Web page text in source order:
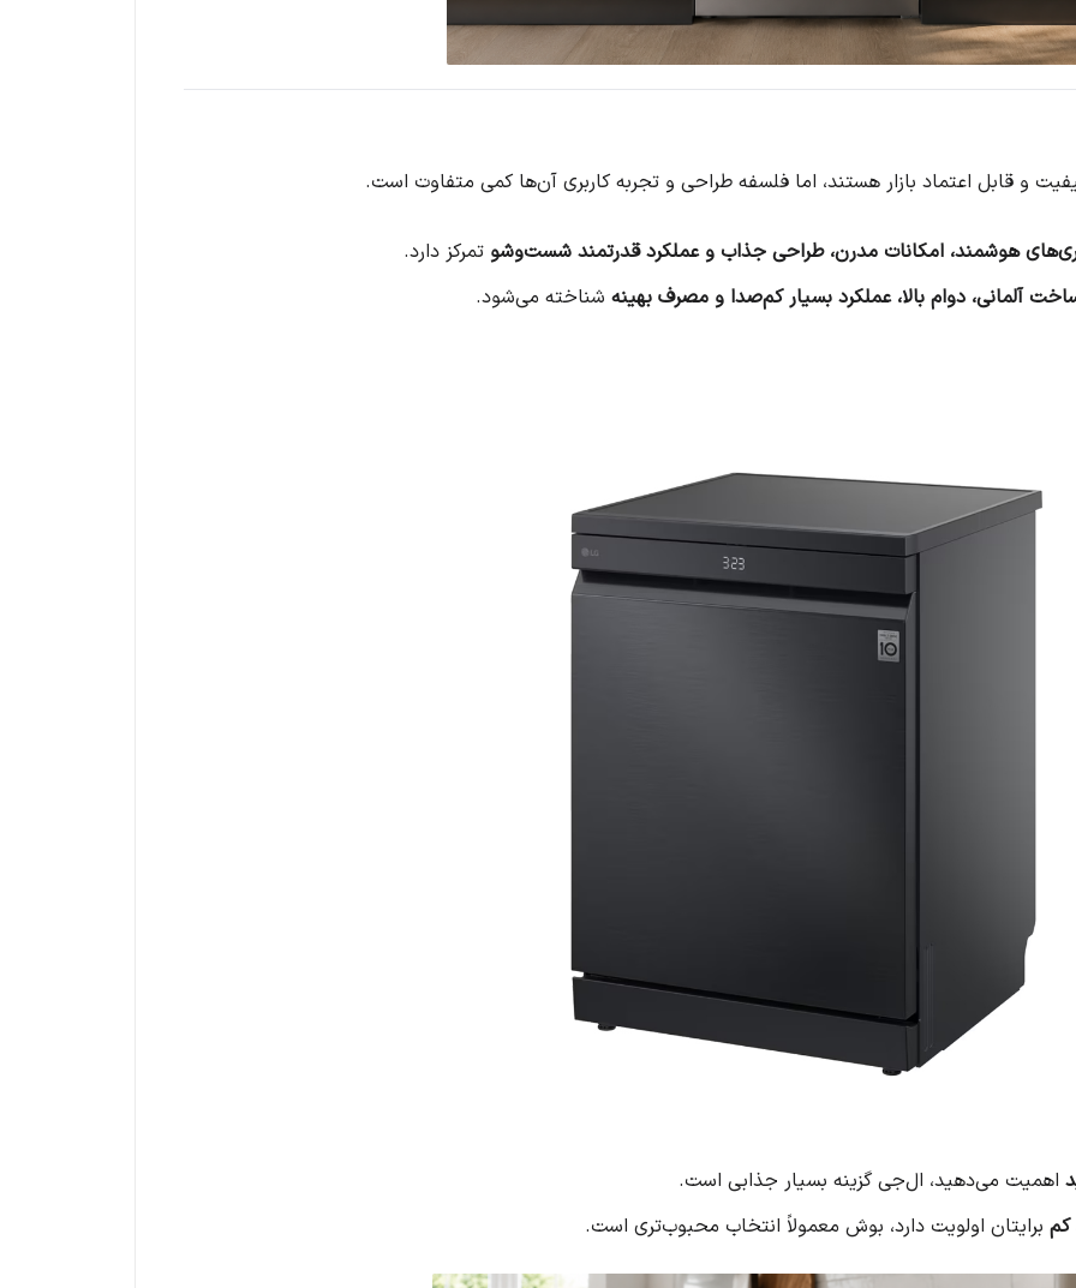
و قابل اعتماد بازار هستند، اما فلسفه طراحی و تجربه کاربری آن‌ها کمی متفاوت است.
هوشمند، امکانات مدرن، طراحی جذاب و عملکرد قدرتمند شست‌وشو تمرکز دارد.
آلمانی، دوام بالا، عملکرد بسیار کم‌صدا و مصرف بهینه شناخته می‌شود.
اهمیت می‌دهید، ال‌جی گزینه بسیار جذابی است.
کم برایتان اولویت دارد، بوش معمولاً انتخاب محبوب‌تری است.